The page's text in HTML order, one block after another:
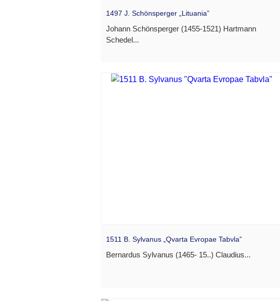
1497 J. Schönsperger „Lituania”
Johann Schönsperger (1455-1521) Hartmann
Schedel...
1511 B. Sylvanus „Qvarta Evropae Tabvla”
Bernardus Sylvanus (1465- 15..) Claudius...